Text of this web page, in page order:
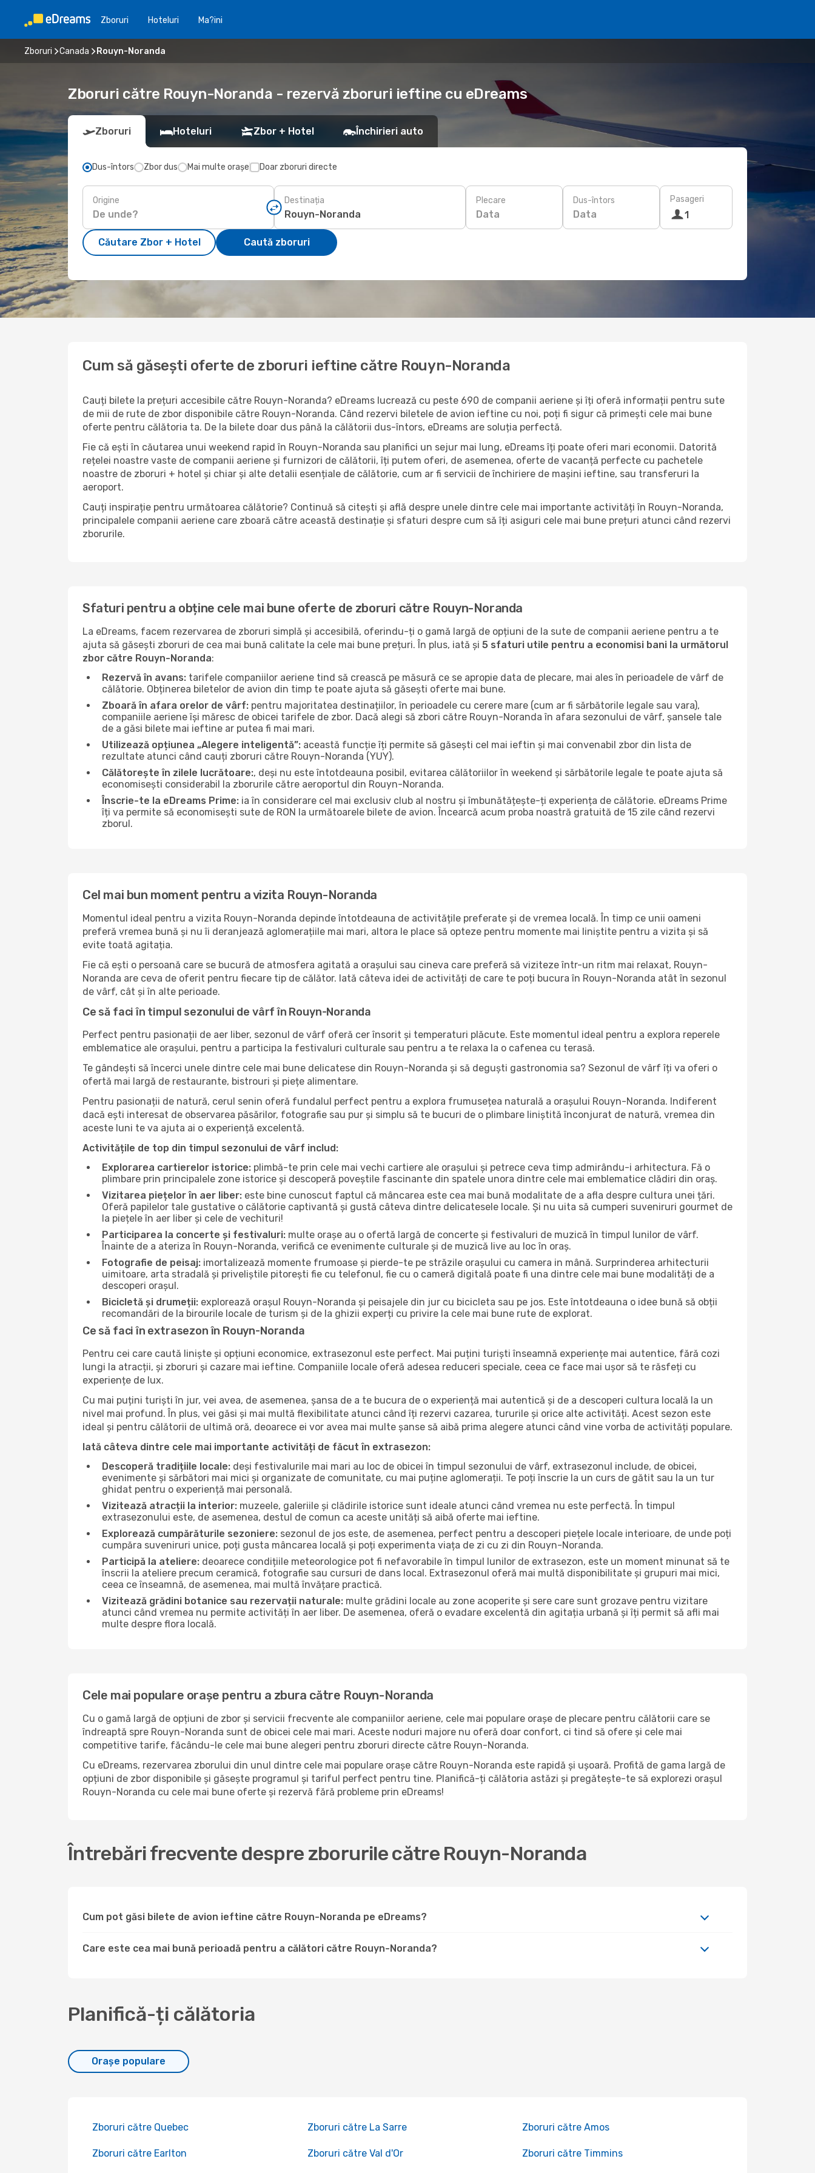
Zboruri Hoteluri Ma?ini
Zboruri Canada Rouyn-Noranda
Zboruri către Rouyn-Noranda - rezervă zboruri ieftine cu eDreams
Zboruri Hoteluri Zbor + Hotel Închirieri auto
Dus-întors Zbor dus Mai multe orașe Doar zboruri directe
Origine Destinația Plecare
Data
Dus-întors
Data
Pasageri
1
Căutare Zbor + Hotel Caută zboruri
Cum să găsești oferte de zboruri ieftine către Rouyn-Noranda
Cauți bilete la prețuri accesibile către Rouyn-Noranda? eDreams lucrează cu peste 690 de companii aeriene și îți oferă informații pentru sute
de mii de rute de zbor disponibile către Rouyn-Noranda. Când rezervi biletele de avion ieftine cu noi, poți fi sigur că primești cele mai bune
oferte pentru călătoria ta. De la bilete doar dus până la călătorii dus-întors, eDreams are soluția perfectă.
Fie că ești în căutarea unui weekend rapid în Rouyn-Noranda sau planifici un sejur mai lung, eDreams îți poate oferi mari economii. Datorită
rețelei noastre vaste de companii aeriene și furnizori de călătorii, îți putem oferi, de asemenea, oferte de vacanță perfecte cu pachetele
noastre de zboruri + hotel și chiar și alte detalii esențiale de călătorie, cum ar fi servicii de închiriere de mașini ieftine, sau transferuri la
aeroport.
Cauți inspirație pentru următoarea călătorie? Continuă să citești și află despre unele dintre cele mai importante activități în Rouyn-Noranda,
principalele companii aeriene care zboară către această destinație și sfaturi despre cum să îți asiguri cele mai bune prețuri atunci când rezervi
zborurile.
Sfaturi pentru a obține cele mai bune oferte de zboruri către Rouyn-Noranda
La eDreams, facem rezervarea de zboruri simplă și accesibilă, oferindu-ți o gamă largă de opțiuni de la sute de companii aeriene pentru a te
ajuta să găsești zboruri de cea mai bună calitate la cele mai bune prețuri. În plus, iată și 5 sfaturi utile pentru a economisi bani la următorul
zbor către Rouyn-Noranda:
Rezervă în avans: tarifele companiilor aeriene tind să crească pe măsură ce se apropie data de plecare, mai ales în perioadele de vârf de
călătorie. Obținerea biletelor de avion din timp te poate ajuta să găsești oferte mai bune.
Zboară în afara orelor de vârf: pentru majoritatea destinațiilor, în perioadele cu cerere mare (cum ar fi sărbătorile legale sau vara),
companiile aeriene își măresc de obicei tarifele de zbor. Dacă alegi să zbori către Rouyn-Noranda în afara sezonului de vârf, șansele tale
de a găsi bilete mai ieftine ar putea fi mai mari.
Utilizează opțiunea „Alegere inteligentă”: această funcție îți permite să găsești cel mai ieftin și mai convenabil zbor din lista de
rezultate atunci când cauți zboruri către Rouyn-Noranda (YUY).
Călătorește în zilele lucrătoare:, deși nu este întotdeauna posibil, evitarea călătoriilor în weekend și sărbătorile legale te poate ajuta să
economisești considerabil la zborurile către aeroportul din Rouyn-Noranda.
Înscrie-te la eDreams Prime: ia în considerare cel mai exclusiv club al nostru și îmbunătățește-ți experiența de călătorie. eDreams Prime
îți va permite să economisești sute de RON la următoarele bilete de avion. Încearcă acum proba noastră gratuită de 15 zile când rezervi
zborul.
Cel mai bun moment pentru a vizita Rouyn-Noranda
Momentul ideal pentru a vizita Rouyn-Noranda depinde întotdeauna de activitățile preferate și de vremea locală. În timp ce unii oameni
preferă vremea bună și nu îi deranjează aglomerațiile mai mari, altora le place să opteze pentru momente mai liniștite pentru a vizita și să
evite toată agitația.
Fie că ești o persoană care se bucură de atmosfera agitată a orașului sau cineva care preferă să viziteze într-un ritm mai relaxat, Rouyn-
Noranda are ceva de oferit pentru fiecare tip de călător. Iată câteva idei de activități de care te poți bucura în Rouyn-Noranda atât în ​​sezonul
de vârf, cât și în alte perioade.
Ce să faci în timpul sezonului de vârf în Rouyn-Noranda
Perfect pentru pasionații de aer liber, sezonul de vârf oferă cer însorit și temperaturi plăcute. Este momentul ideal pentru a explora reperele
emblematice ale orașului, pentru a participa la festivaluri culturale sau pentru a te relaxa la o cafenea cu terasă.
Te gândești să încerci unele dintre cele mai bune delicatese din Rouyn-Noranda și să deguști gastronomia sa? Sezonul de vârf îți va oferi o
ofertă mai largă de restaurante, bistrouri și piețe alimentare.
Pentru pasionații de natură, cerul senin oferă fundalul perfect pentru a explora frumusețea naturală a orașului Rouyn-Noranda. Indiferent
dacă ești interesat de observarea păsărilor, fotografie sau pur și simplu să te bucuri de o plimbare liniștită înconjurat de natură, vremea din
aceste luni te va ajuta ai o experiență excelentă.
Activitățile de top din timpul sezonului de vârf includ:
Explorarea cartierelor istorice: plimbă-te prin cele mai vechi cartiere ale orașului și petrece ceva timp admirându-i arhitectura. Fă o
plimbare prin principalele zone istorice și descoperă poveștile fascinante din spatele unora dintre cele mai emblematice clădiri din oraș.
Vizitarea piețelor în aer liber: este bine cunoscut faptul că mâncarea este cea mai bună modalitate de a afla despre cultura unei țări.
Oferă papilelor tale gustative o călătorie captivantă și gustă câteva dintre delicatesele locale. Și nu uita să cumperi suveniruri gourmet de
la piețele în aer liber și cele de vechituri!
Participarea la concerte și festivaluri: multe orașe au o ofertă largă de concerte și festivaluri de muzică în timpul lunilor de vârf.
Înainte de a ateriza în Rouyn-Noranda, verifică ce evenimente culturale și de muzică live au loc în oraș.
Fotografie de peisaj: imortalizează momente frumoase și pierde-te pe străzile orașului cu camera in mână. Surprinderea arhitecturii
uimitoare, arta stradală și priveliștile pitorești fie cu telefonul, fie cu o cameră digitală poate fi una dintre cele mai bune modalități de a
descoperi orașul.
Bicicletă și drumeții: explorează orașul Rouyn-Noranda și peisajele din jur cu bicicleta sau pe jos. Este întotdeauna o idee bună să obții
recomandări de la birourile locale de turism și de la ghizii experți cu privire la cele mai bune rute de explorat.
Ce să faci în extrasezon în Rouyn-Noranda
Pentru cei care caută liniște și opțiuni economice, extrasezonul este perfect. Mai puțini turiști înseamnă experiențe mai autentice, fără cozi
lungi la atracții, și zboruri și cazare mai ieftine. Companiile locale oferă adesea reduceri speciale, ceea ce face mai ușor să te răsfeți cu
experiențe de lux.
Cu mai puțini turiști în jur, vei avea, de asemenea, șansa de a te bucura de o experiență mai autentică și de a descoperi cultura locală la un
nivel mai profund. În plus, vei găsi și mai multă flexibilitate atunci când îți rezervi cazarea, tururile și orice alte activități. Acest sezon este
ideal și pentru călătorii de ultimă oră, deoarece ei vor avea mai multe șanse să aibă prima alegere atunci când vine vorba de activități populare.
Iată câteva dintre cele mai importante activități de făcut în extrasezon:
Descoperă tradițiile locale: deși festivalurile mai mari au loc de obicei în timpul sezonului de vârf, extrasezonul include, de obicei,
evenimente și sărbători mai mici și organizate de comunitate, cu mai puține aglomerații. Te poți înscrie la un curs de gătit sau la un tur
ghidat pentru o experiență mai personală.
Vizitează atracții la interior: muzeele, galeriile și clădirile istorice sunt ideale atunci când vremea nu este perfectă. În timpul
extrasezonului este, de asemenea, destul de comun ca aceste unități să aibă oferte mai ieftine.
Explorează cumpărăturile sezoniere: sezonul de jos este, de asemenea, perfect pentru a descoperi piețele locale interioare, de unde poți
cumpăra suveniruri unice, poți gusta mâncarea locală și poți experimenta viața de zi cu zi din Rouyn-Noranda.
Participă la ateliere: deoarece condițiile meteorologice pot fi nefavorabile în timpul lunilor de extrasezon, este un moment minunat să te
înscrii la ateliere precum ceramică, fotografie sau cursuri de dans local. Extrasezonul oferă mai multă disponibilitate și grupuri mai mici,
ceea ce înseamnă, de asemenea, mai multă învățare practică.
Vizitează grădini botanice sau rezervații naturale: multe grădini locale au zone acoperite și sere care sunt grozave pentru vizitare
atunci când vremea nu permite activități în aer liber. De asemenea, oferă o evadare excelentă din agitația urbană și îți permit să afli mai
multe despre flora locală.
Cele mai populare orașe pentru a zbura către Rouyn-Noranda
Cu o gamă largă de opțiuni de zbor și servicii frecvente ale companiilor aeriene, cele mai populare orașe de plecare pentru călătorii care se
îndreaptă spre Rouyn-Noranda sunt de obicei cele mai mari. Aceste noduri majore nu oferă doar confort, ci tind să ofere și cele mai
competitive tarife, făcându-le cele mai bune alegeri pentru zboruri directe către Rouyn-Noranda.
Cu eDreams, rezervarea zborului din unul dintre cele mai populare orașe către Rouyn-Noranda este rapidă și ușoară. Profită de gama largă de
opțiuni de zbor disponibile și găsește programul și tariful perfect pentru tine. Planifică-ți călătoria astăzi și pregătește-te să explorezi orașul
Rouyn-Noranda cu cele mai bune oferte și rezervă fără probleme prin eDreams!
Întrebări frecvente despre zborurile către Rouyn-Noranda
Cum pot găsi bilete de avion ieftine către Rouyn-Noranda pe eDreams?
Care este cea mai bună perioadă pentru a călători către Rouyn-Noranda?
Planifică-ți călătoria
Orașe populare
Zboruri către Quebec Zboruri către La Sarre Zboruri către Amos
Zboruri către Earlton Zboruri către Val d'Or Zboruri către Timmins